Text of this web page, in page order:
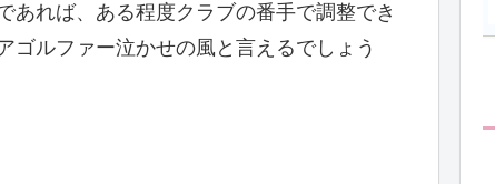
あれば、ある程度クラブの番手で調整でき
ゴルファー泣かせの風と言えるでしょう